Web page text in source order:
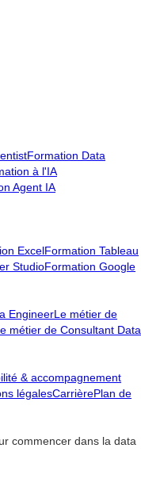
Formation Data
à l'IA
Agent IA
ExcelFormation Tableau
StudioFormation Google
EngineerLe métier de
métier de Consultant Data
& accompagnement
légalesCarrièrePlan de
commencer dans la data